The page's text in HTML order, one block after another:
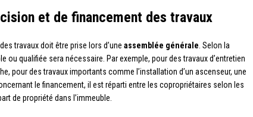
et de financement des travaux
travaux doit être prise lors d’une assemblée générale . Selon la
ou qualifiée sera nécessaire. Par exemple, pour des travaux d’entretien
pour des travaux importants comme l’installation d’un ascenseur, une
le financement, il est réparti entre les copropriétaires selon les
de propriété dans l’immeuble.